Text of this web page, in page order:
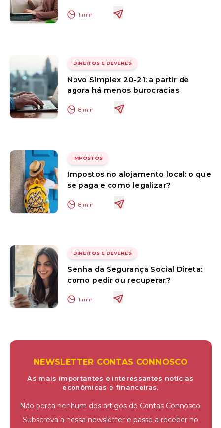
1 min
DIREITOS E DEVERES
Novo Simplex 20-21: a partir de
agora há menos burocracias
8 min
IMPOSTOS
Impostos no alojamento local: o que
se paga e como legalizar?
8 min
DIREITOS E DEVERES
Senha da Segurança Social Direta:
como pedir ou recuperar?
1 min
NEWSLETTER CONTAS CONNOSCO
As mais importantes e interessantes notícias
económicas e financeiras.
Não perca nenhum dos artigos do Contas Connosco.
Subscreva a nossa newsletter e passe a receber no